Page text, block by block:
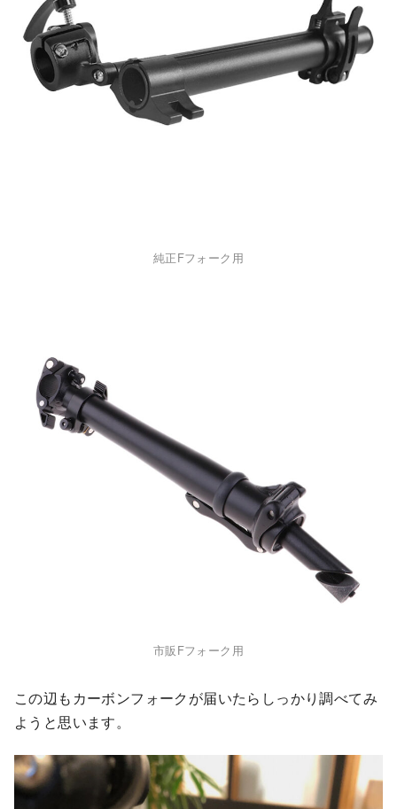
純正Fフォーク用
市販Fフォーク用
この辺もカーボンフォークが届いたらしっかり調べてみ
ようと思います。